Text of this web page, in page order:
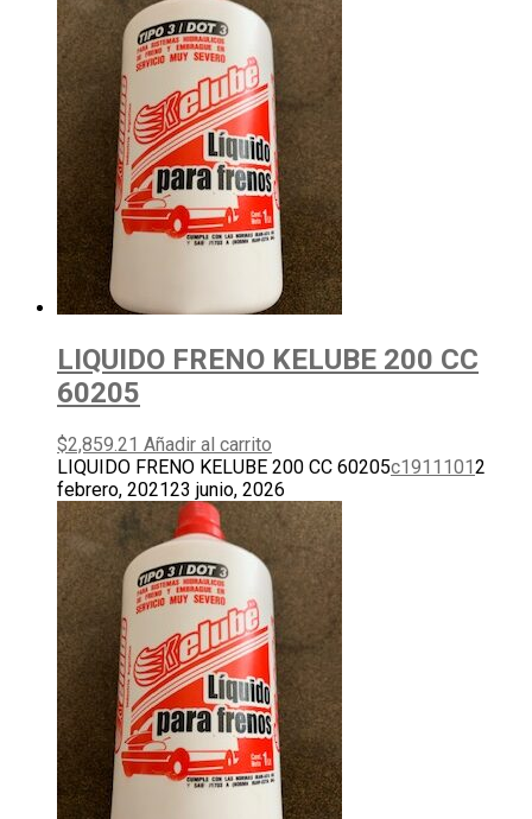
LIQUIDO FRENO KELUBE 200 CC
60205
$2,859.21 Añadir al carrito
LIQUIDO FRENO KELUBE 200 CC 60205c19111012
febrero, 202123 junio, 2026